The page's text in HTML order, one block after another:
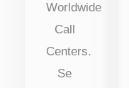
Worldwide
Call
Centers.
Se